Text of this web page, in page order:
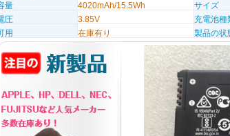
量
4020mAh/15.5Wh サイズ
圧
3.85V 充電池種
用
在庫有り 製品の状